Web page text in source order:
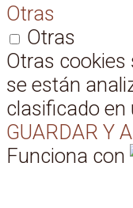
Otras
Otras
Otras
se están
clasificado en
GUARDAR Y
Funciona con